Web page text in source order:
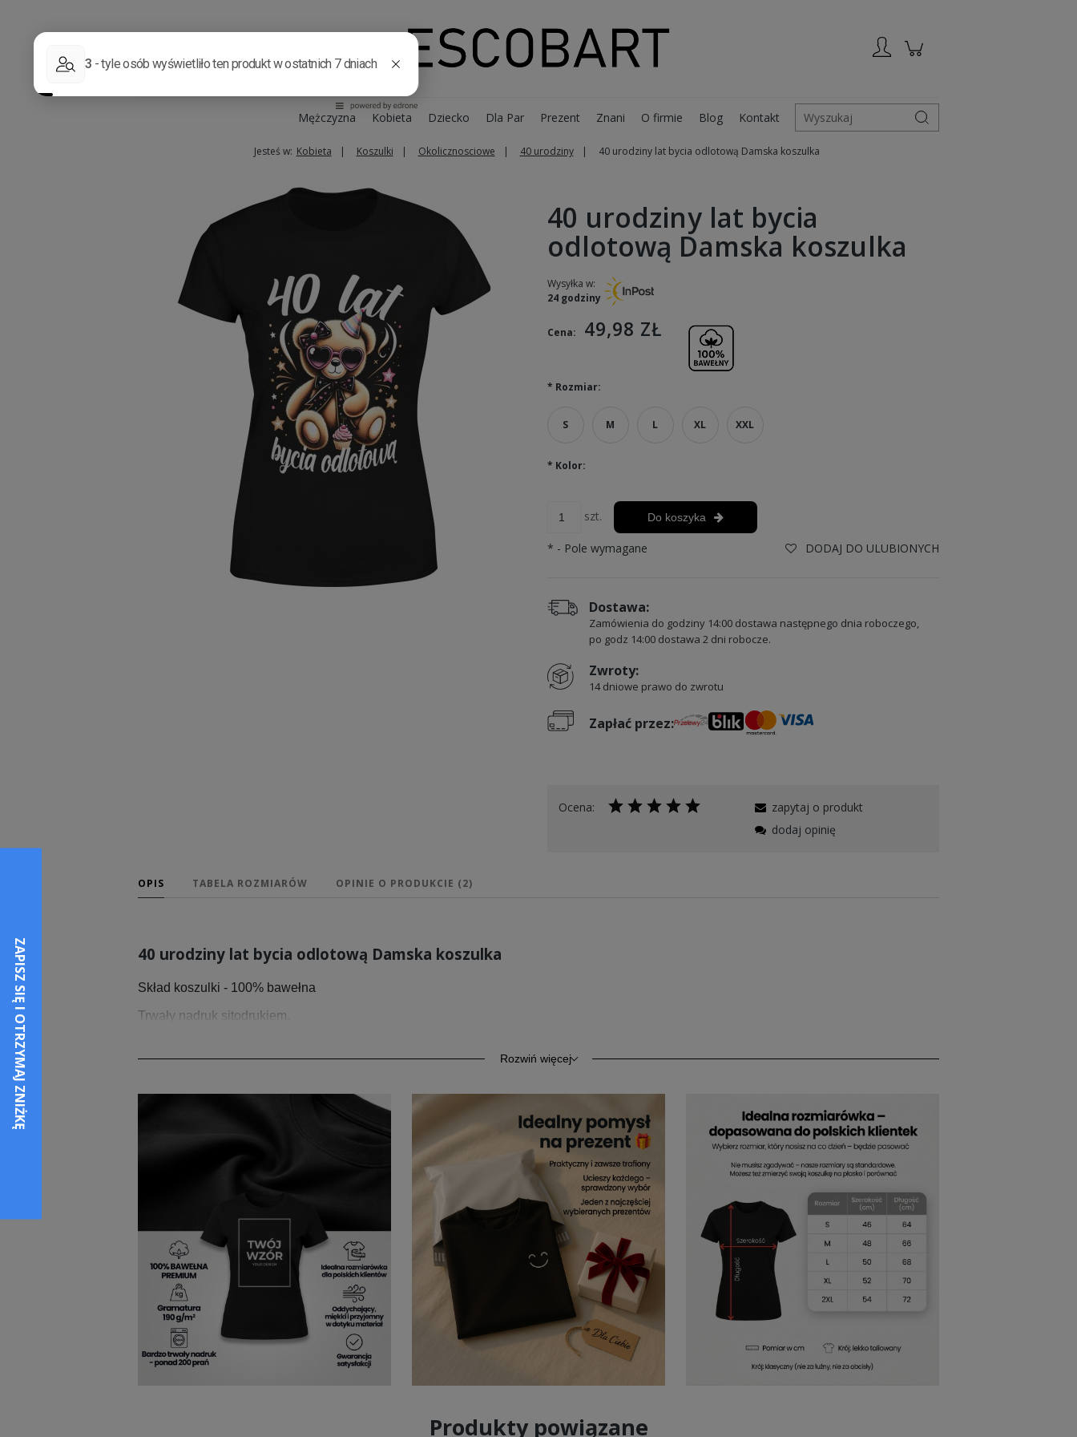
Mężczyzna Kobieta Dziecko Dla Par Prezent Znani O firmie Blog Kontakt Wyszukaj
Jesteś w: Kobieta Koszulki Okolicznosciowe 40 urodziny 40 urodziny lat bycia odlotową Damska koszulka
40 urodziny lat bycia
odlotową Damska koszulka
Wysyłka w:
24 godziny
Cena: 49,98 ZŁ
* Rozmiar:
S M L XL XXL
* Kolor:
szt. Do koszyka
DODAJ DO ULUBIONYCH
* - Pole wymagane
Dostawa:
Zamówienia do godziny 14:00 dostawa następnego dnia roboczego,
po godz 14:00 dostawa 2 dni robocze.
Zwroty:
14 dniowe prawo do zwrotu
Zapłać przez:
Ocena:
zapytaj o produkt
dodaj opinię
OPIS TABELA ROZMIARÓW OPINIE O PRODUKCIE (2)
40 urodziny lat bycia odlotową Damska koszulka
Skład koszulki - 100% bawełna
Trwały nadruk sitodrukiem.
wytrzymałości. Klasyczny krój i styl zapewnia komfort codziennego użytkowania. Kołnierzyk wykończony ściągaczem z taśmą wzmacniającą
Rozwiń więcej
Produkty powiązane